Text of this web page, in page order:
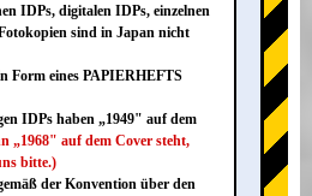
IDPs, digitalen IDPs, einzelnen
sind in Japan nicht
Form eines PAPIERHEFTS
IDPs haben „1949" auf dem
„1968" auf dem Cover steht,
bitte.)
der Konvention über den